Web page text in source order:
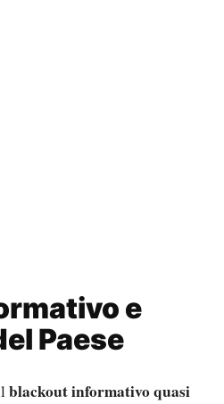
e
Paese
blackout informativo quasi